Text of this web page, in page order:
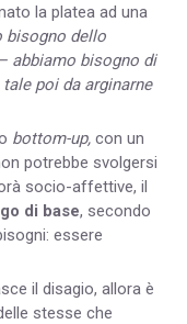
la platea ad una
bisogno dello
abbiamo bisogno di
poi da arginarne
bottom-up, con un
potrebbe svolgersi
socio-affettive, il
di base, secondo
essere
il disagio, allora è
stesse che